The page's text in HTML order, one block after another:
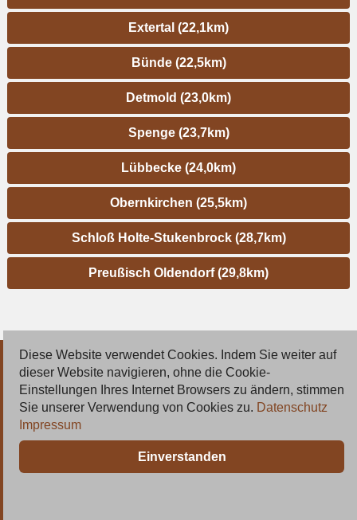
Extertal (22,1km)
Bünde (22,5km)
Detmold (23,0km)
Spenge (23,7km)
Lübbecke (24,0km)
Obernkirchen (25,5km)
Schloß Holte-Stukenbrock (28,7km)
Preußisch Oldendorf (29,8km)
© 2026 Deutsche Jobmarkt GmbH
Inserieren
Kontakt
Diese Website verwendet Cookies. Indem Sie weiter auf
dieser Website navigieren, ohne die Cookie-
Einstellungen Ihres Internet Browsers zu ändern, stimmen
Sie unserer Verwendung von Cookies zu. Datenschutz
Impressum
Einverstanden